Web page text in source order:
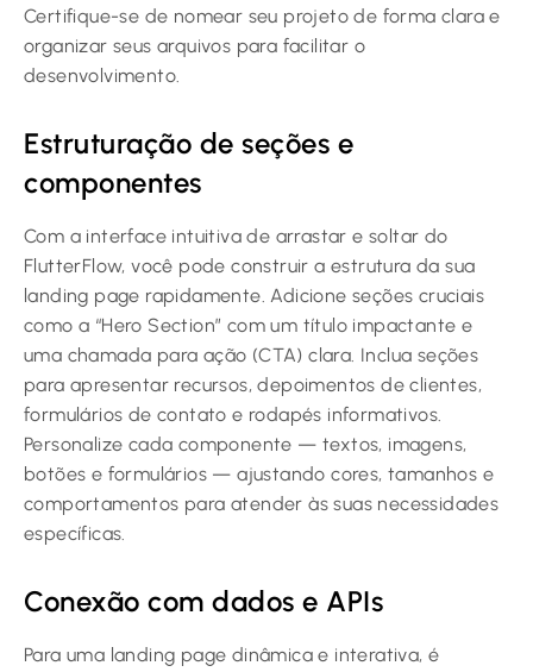
Certifique-se de nomear seu projeto de forma clara e
organizar seus arquivos para facilitar o
desenvolvimento.
Estruturação de seções e
componentes
Com a interface intuitiva de arrastar e soltar do
FlutterFlow, você pode construir a estrutura da sua
landing page rapidamente. Adicione seções cruciais
como a “Hero Section” com um título impactante e
uma chamada para ação (CTA) clara. Inclua seções
para apresentar recursos, depoimentos de clientes,
formulários de contato e rodapés informativos.
Personalize cada componente — textos, imagens,
botões e formulários — ajustando cores, tamanhos e
comportamentos para atender às suas necessidades
específicas.
Conexão com dados e APIs
Para uma landing page dinâmica e interativa, é